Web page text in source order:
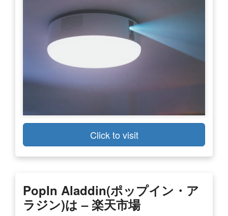
Click to visit
PopIn Aladdin(ポップイン・ア
ラジン)は – 楽天市場